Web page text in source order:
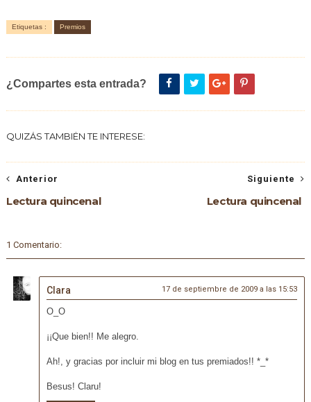
Etiquetas : Premios
¿Compartes esta entrada?
QUIZÁS TAMBIÉN TE INTERESE:
Siguiente
Lectura quincenal
Anterior
Lectura quincenal
1 Comentario:
Clara 17 de septiembre de 2009 a las 15:53
O_O
¡¡Que bien!! Me alegro.
Ah!, y gracias por incluir mi blog en tus premiados!! *_*
Besus! Claru!